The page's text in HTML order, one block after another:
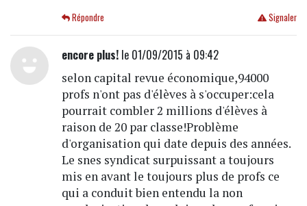
Signaler
Répondre
encore plus!le 01/09/2015 à 09:42
selon capital revue économique,94000
profs n'ont pas d'élèves à s'occuper:cela
pourrait combler 2 millions d'élèves à
raison de 20 par classe!Problème
d'organisation qui date depuis des années.
Le snes syndicat surpuissant a toujours
mis en avant le toujours plus de profs ce
qui a conduit bien entendu la non